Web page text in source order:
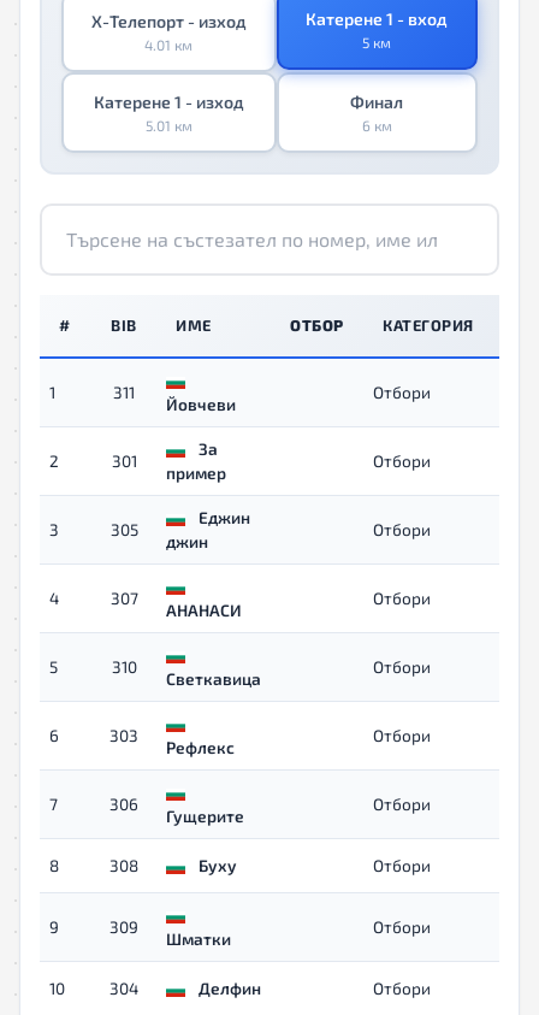
X-Телепорт - изход
4.01 км
Катерене 1 - вход
5 км
Катерене 1 - изход
5.01 км
Финал
6 км
# BIB ИМЕ ОТБОР КАТЕГОРИЯ
1 311
Йовчеви
Отбори
2 301
За
пример
Отбори
3 305
Еджин
джин
Отбори
4 307
АНАНАСИ
Отбори
5 310
Светкавица
Отбори
6 303
Рефлекс
Отбори
7 306
Гущерите
Отбори
8 308 Буху Отбори
9 309
Шматки
Отбори
10 304 Делфин Отбори